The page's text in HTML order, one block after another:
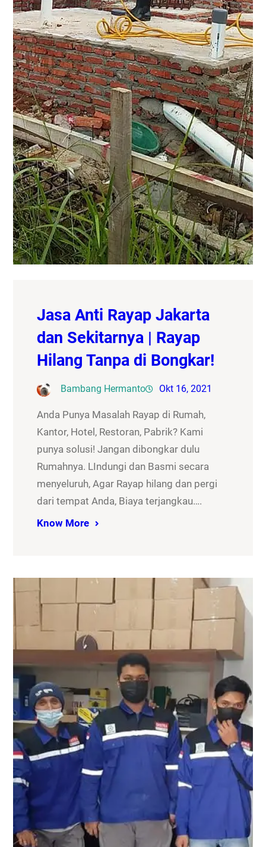
Jasa Anti Rayap Jakarta
dan Sekitarnya | Rayap
Hilang Tanpa di Bongkar!
Bambang Hermanto Okt 16, 2021
Anda Punya Masalah Rayap di Rumah,
Kantor, Hotel, Restoran, Pabrik? Kami
punya solusi! Jangan dibongkar dulu
Rumahnya. LIndungi dan Basmi secara
menyeluruh, Agar Rayap hilang dan pergi
dari tempat Anda, Biaya terjangkau….
Know More